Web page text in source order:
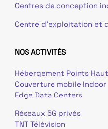
Centres de conception
Centre d’exploitation et
NOS ACTIVITÉS
Hébergement Points
Couverture mobile Indoor
Edge Data Centers
Réseaux 5G privés
TNT Télévision